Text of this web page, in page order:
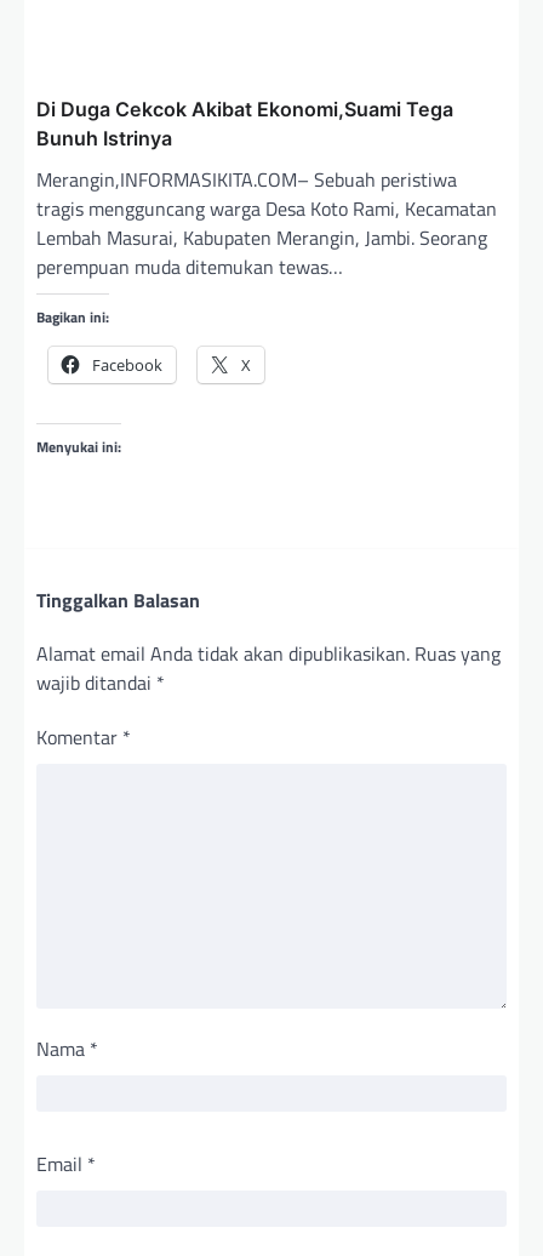
Di Duga Cekcok Akibat Ekonomi,Suami Tega
Bunuh Istrinya
Merangin,INFORMASIKITA.COM– Sebuah peristiwa
tragis mengguncang warga Desa Koto Rami, Kecamatan
Lembah Masurai, Kabupaten Merangin, Jambi. Seorang
perempuan muda ditemukan tewas…
Bagikan ini:
Facebook X
Menyukai ini:
Tinggalkan Balasan
Alamat email Anda tidak akan dipublikasikan. Ruas yang
wajib ditandai *
Komentar *
Nama *
Email *